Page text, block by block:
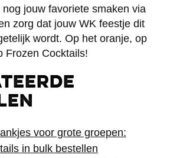
jouw favoriete smaken via
zorg dat jouw WK feestje dit
wordt. Op het oranje, op
Frozen Cocktails!
voor grote groepen:
in bulk bestellen